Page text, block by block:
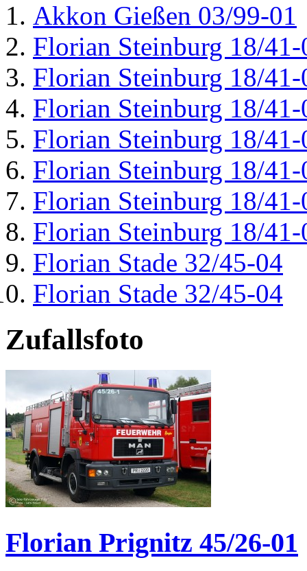
Akkon Gießen 03/99-01
Florian Steinburg 18/41-
Florian Steinburg 18/41-
Florian Steinburg 18/41-
Florian Steinburg 18/41-
Florian Steinburg 18/41-
Florian Steinburg 18/41-
Florian Steinburg 18/41-
Florian Stade 32/45-04
Florian Stade 32/45-04
Zufallsfoto
Florian Prignitz 45/26-01